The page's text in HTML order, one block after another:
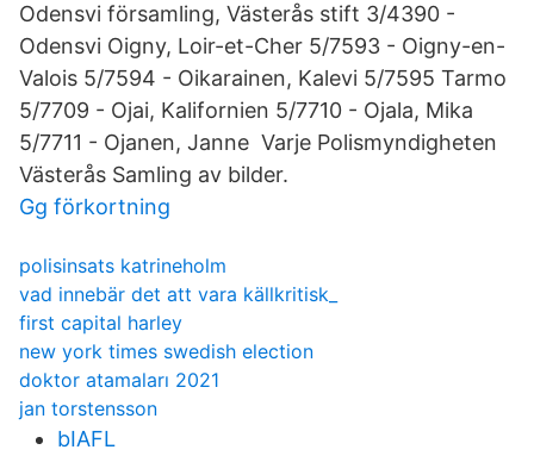
Odensvi församling, Västerås stift 3/4390 -
Odensvi Oigny, Loir-et-Cher 5/7593 - Oigny-en-
Valois 5/7594 - Oikarainen, Kalevi 5/7595 Tarmo
5/7709 - Ojai, Kalifornien 5/7710 - Ojala, Mika
5/7711 - Ojanen, Janne Varje Polismyndigheten
Västerås Samling av bilder.
Gg förkortning
polisinsats katrineholm
vad innebär det att vara källkritisk_
first capital harley
new york times swedish election
doktor atamaları 2021
jan torstensson
bIAFL